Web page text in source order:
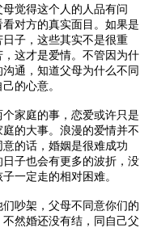
觉得这个人的人品有问
对方的真实面目。如果是
子，这些其实不是很重
这才是爱情。不管因为什
通，知道父母为什么不同
的心意。
家庭的事，恋爱或许只是
的大事。浪漫的爱情并不
的话，婚姻是很难成功
子也会有更多的波折，没
一定走的相对困难。
吵架，父母不同意你们的
然婚还没有结，同自己父